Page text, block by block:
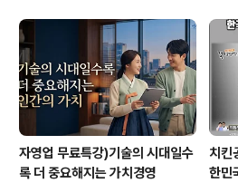
자영업 무료특강)기술의 시대일수
록 더 중요해지는 가치경영
치킨
한민